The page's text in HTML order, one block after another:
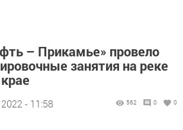
– Прикамье» провело
занятия на реке
- 11:58 562 0 0